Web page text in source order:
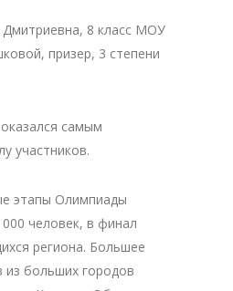
Дмитриевна, 8 класс МОУ
призер, 3 степени
самым
участников.
этапы Олимпиады
человек, в финал
региона. Большее
из больших городов